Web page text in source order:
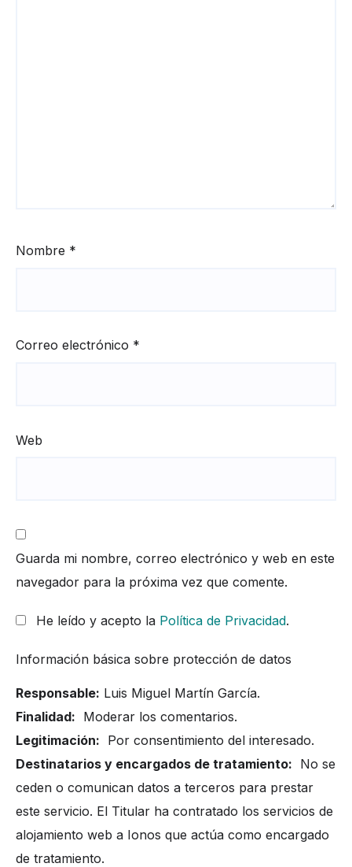
Nombre *
Correo electrónico *
Web
Guarda mi nombre, correo electrónico y web en este
navegador para la próxima vez que comente.
He leído y acepto la Política de Privacidad.
Información básica sobre protección de datos
Responsable: Luis Miguel Martín García.
Finalidad: Moderar los comentarios.
Legitimación: Por consentimiento del interesado.
Destinatarios y encargados de tratamiento: No se
ceden o comunican datos a terceros para prestar
este servicio. El Titular ha contratado los servicios de
alojamiento web a Ionos que actúa como encargado
de tratamiento.